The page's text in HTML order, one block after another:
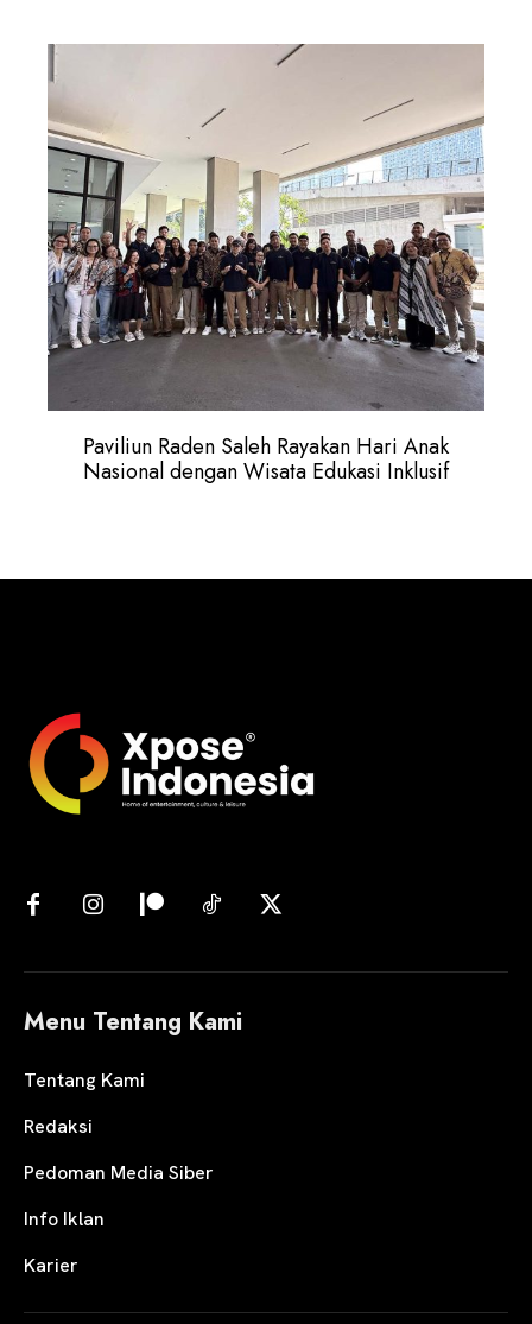
Paviliun Raden Saleh Rayakan Hari Anak
Nasional dengan Wisata Edukasi Inklusif
Menu Tentang Kami
Tentang Kami
Redaksi
Pedoman Media Siber
Info Iklan
Karier